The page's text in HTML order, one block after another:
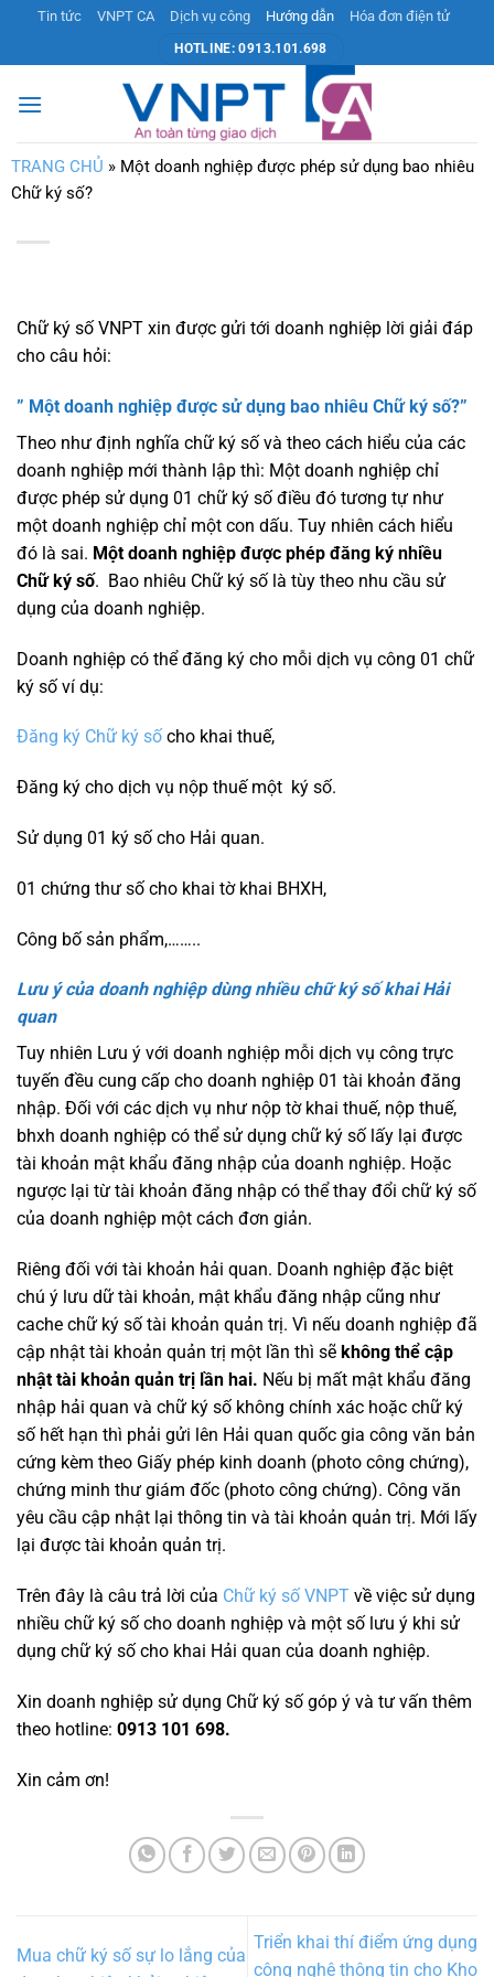
nội
dung
Tin tức VNPT CA Dịch vụ công Hướng dẫn Hóa đơn điện tử
HOTLINE: 0913.101.698
TRANG CHỦ » Một doanh nghiệp được phép sử dụng bao nhiêu
Chữ ký số?
Chữ ký số VNPT xin được gửi tới doanh nghiệp lời giải đáp
cho câu hỏi:
” Một doanh nghiệp được sử dụng bao nhiêu Chữ ký số?”
Theo như định nghĩa chữ ký số và theo cách hiểu của các
doanh nghiệp mới thành lập thì: Một doanh nghiệp chỉ
được phép sử dụng 01 chữ ký số điều đó tương tự như
một doanh nghiệp chỉ một con dấu. Tuy nhiên cách hiểu
đó là sai. Một doanh nghiệp được phép đăng ký nhiều
Chữ ký số. Bao nhiêu Chữ ký số là tùy theo nhu cầu sử
dụng của doanh nghiệp.
Doanh nghiệp có thể đăng ký cho mỗi dịch vụ công 01 chữ
ký số ví dụ:
Đăng ký Chữ ký số cho khai thuế,
Đăng ký cho dịch vụ nộp thuế một ký số.
Sử dụng 01 ký số cho Hải quan.
01 chứng thư số cho khai tờ khai BHXH,
Công bố sản phẩm,……..
Lưu ý của doanh nghiệp dùng nhiều chữ ký số khai Hải
quan
Tuy nhiên Lưu ý với doanh nghiệp mỗi dịch vụ công trực
tuyến đều cung cấp cho doanh nghiệp 01 tài khoản đăng
nhập. Đối với các dịch vụ như nộp tờ khai thuế, nộp thuế,
bhxh doanh nghiệp có thể sử dụng chữ ký số lấy lại được
tài khoản mật khẩu đăng nhập của doanh nghiệp. Hoặc
ngược lại từ tài khoản đăng nhập có thể thay đổi chữ ký số
của doanh nghiệp một cách đơn giản.
Riêng đối với tài khoản hải quan. Doanh nghiệp đặc biệt
chú ý lưu dữ tài khoản, mật khẩu đăng nhập cũng như
cache chữ ký số tài khoản quản trị. Vì nếu doanh nghiệp đã
cập nhật tài khoản quản trị một lần thì sẽ không thể cập
nhật tài khoản quản trị lần hai. Nếu bị mất mật khẩu đăng
nhập hải quan và chữ ký số không chính xác hoặc chữ ký
số hết hạn thì phải gửi lên Hải quan quốc gia công văn bản
cứng kèm theo Giấy phép kinh doanh (photo công chứng),
chứng minh thư giám đốc (photo công chứng). Công văn
yêu cầu cập nhật lại thông tin và tài khoản quản trị. Mới lấy
lại được tài khoản quản trị.
Trên đây là câu trả lời của Chữ ký số VNPT về việc sử dụng
nhiều chữ ký số cho doanh nghiệp và một số lưu ý khi sử
dụng chữ ký số cho khai Hải quan của doanh nghiệp.
Xin doanh nghiệp sử dụng Chữ ký số góp ý và tư vấn thêm
theo hotline: 0913 101 698.
Xin cảm ơn!
Mua chữ ký số sự lo lắng của
Triển khai thí điểm ứng dụng
công nghệ thông tin cho Kho